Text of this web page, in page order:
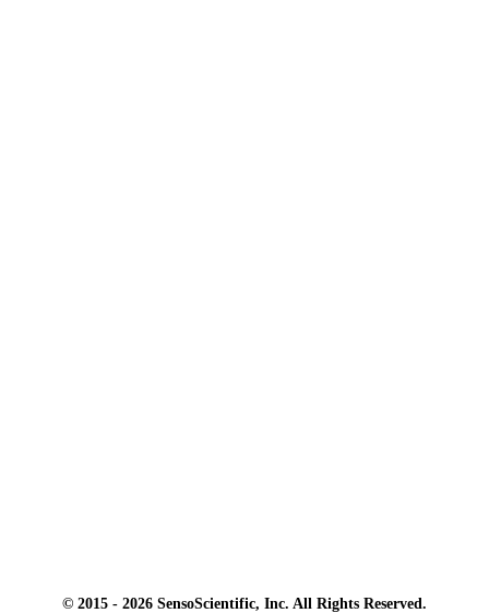
© 2015 - 2026 SensoScientific, Inc. All Rights Reserved.